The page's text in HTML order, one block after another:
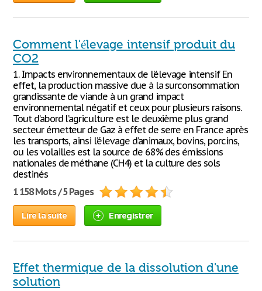
Comment l'élevage intensif produit du
CO2
1. Impacts environnementaux de l’élevage intensif En
effet, la production massive due à la surconsommation
grandissante de viande à un grand impact
environnemental négatif et ceux pour plusieurs raisons.
Tout d’abord l’agriculture est le deuxième plus grand
secteur émetteur de Gaz à effet de serre en France après
les transports, ainsi l’élevage d’animaux, bovins, porcins,
ou les volailles est la source de 68% des émissions
nationales de méthane (CH4) et la culture des sols
destinés
1 158 Mots / 5 Pages
Lire la suite Enregistrer
Effet thermique de la dissolution d'une
solution